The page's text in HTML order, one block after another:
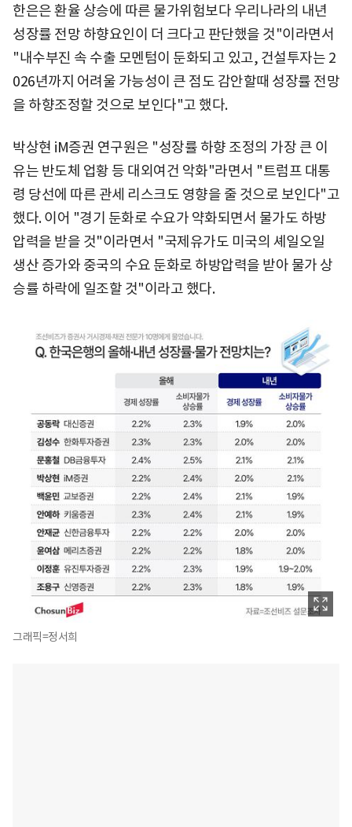
한은은 환율 상승에 따른 물가위험보다 우리나라의 내년
성장률 전망 하향요인이 더 크다고 판단했을 것"이라면서
"내수부진 속 수출 모멘텀이 둔화되고 있고, 건설투자는 2
026년까지 어려울 가능성이 큰 점도 감안할때 성장률 전망
을 하향조정할 것으로 보인다"고 했다.
박상현 iM증권 연구원은 "성장률 하향 조정의 가장 큰 이
유는 반도체 업황 등 대외여건 악화"라면서 "트럼프 대통
령 당선에 따른 관세 리스크도 영향을 줄 것으로 보인다"고
했다. 이어 "경기 둔화로 수요가 약화되면서 물가도 하방
압력을 받을 것"이라면서 "국제유가도 미국의 셰일오일
생산 증가와 중국의 수요 둔화로 하방압력을 받아 물가 상
승률 하락에 일조할 것"이라고 했다.
그래픽=정서희